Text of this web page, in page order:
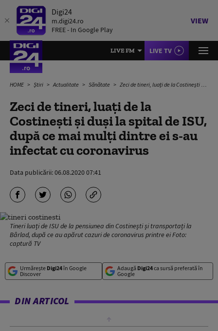
Digi24
m.digi24.ro
FREE - In Google Play
VIEW
LIVE FM LIVE TV
HOME Știri Actualitate Sănătate Zeci de tineri, luați de la Costinești și duși la spital de ISU, după ce mai mulți dintre ei s-au infectat cu coronavirus
Zeci de tineri, luați de la
Costinești și duși la spital de ISU,
după ce mai mulți dintre ei s-au
infectat cu coronavirus
Data publicării:06.08.2020 07:41
Tineri luați de ISU de la pensiunea din Costinești și transportați la
Bârlad, după ce au apărut cazuri de coronavirus printre ei Foto:
captură TV
Urmărește Digi24în Google
Discover
Adaugă Digi24ca sursă preferată în
Google
DIN ARTICOL